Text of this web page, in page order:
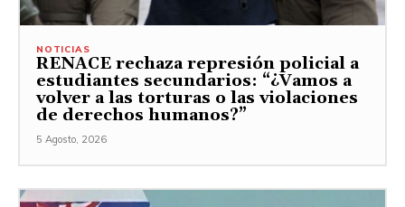
NOTICIAS
RENACE rechaza represión policial a
estudiantes secundarios: “¿Vamos a
volver a las torturas o las violaciones
de derechos humanos?”
5 Agosto, 2026